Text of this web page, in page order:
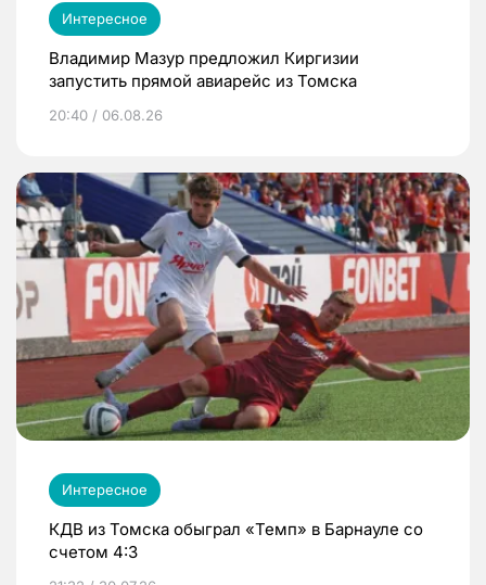
Интересное
Владимир Мазур предложил Киргизии
запустить прямой авиарейс из Томска
20:40 / 06.08.26
Интересное
КДВ из Томска обыграл «Темп» в Барнауле со
счетом 4:3